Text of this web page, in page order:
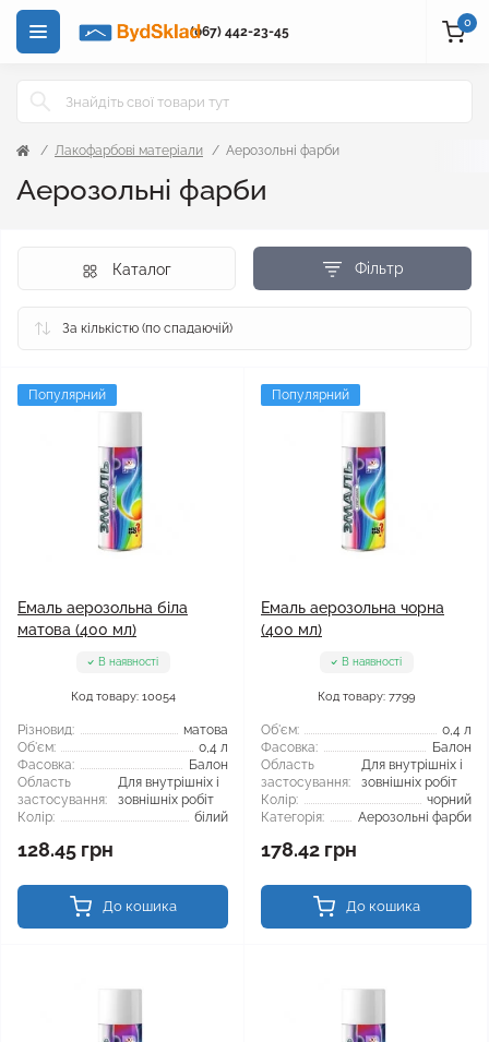
(067) 442-23-45
0
Лакофарбові матеріали Аерозольні фарби
Аерозольні фарби
Фільтр
Каталог
Популярний
Емаль аерозольна біла
матова (400 мл)
В наявності
Код товару: 10054
Різновид:
матова
Об'єм:
0,4 л
Фасовка:
Балон
Область
застосування:
Для внутрішніх і
зовнішніх робіт
Колір:
білий
128.45 грн
До кошика
Популярний
Емаль аерозольна чорна
(400 мл)
В наявності
Код товару: 7799
Об'єм:
0,4 л
Фасовка:
Балон
Область
застосування:
Для внутрішніх і
зовнішніх робіт
Колір:
чорний
Категорія:
Аерозольні фарби
178.42 грн
До кошика